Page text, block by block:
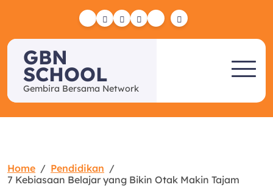
YelpFacebook
TwitterInstagram
Email
GBN
SCHOOL
Gembira Bersama Network
Home
Pendidikan
7 Kebiasaan Belajar yang Bikin Otak Makin Tajam